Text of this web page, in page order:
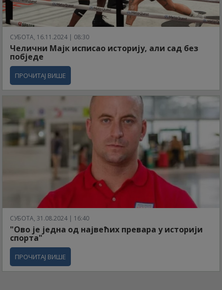
СУБОТА, 16.11.2024 | 08:30
Челични Мајк исписао историју, али сад без
побједе
ПРОЧИТАЈ ВИШЕ
СУБОТА, 31.08.2024 | 16:40
"Ово је једна од највећих превара у историји
спорта"
ПРОЧИТАЈ ВИШЕ